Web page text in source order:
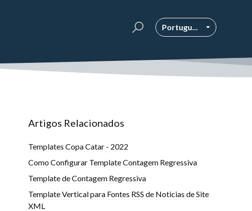
Portugu...
Artigos Relacionados
Templates Copa Catar - 2022
Como Configurar Template Contagem Regressiva
Template de Contagem Regressiva
Template Vertical para Fontes RSS de Noticias de Site
XML